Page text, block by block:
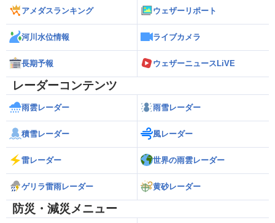
アメダスランキング ウェザーリポート
河川水位情報 ライブカメラ
長期予報 ウェザーニュースLiVE
レーダーコンテンツ
雨雲レーダー 雨雪レーダー
積雪レーダー 風レーダー
雷レーダー 世界の雨雲レーダー
ゲリラ雷雨レーダー 黄砂レーダー
防災・減災メニュー